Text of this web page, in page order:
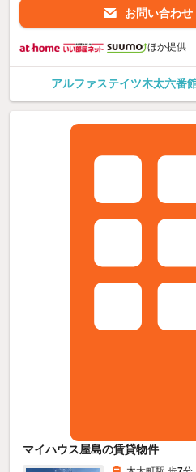
お問い合わせ
ほか提供
アルファステイツ木太六番
マイハウス屋島の賃貸物件